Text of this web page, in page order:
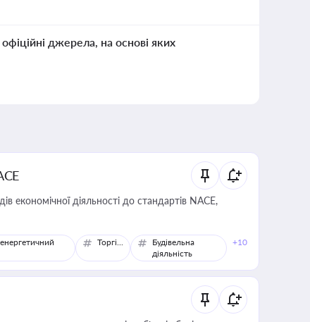
джерела, на основі яких
економічної діяльності до стандартів NACE,
Торгівля
Будівельна
діяльність
+10